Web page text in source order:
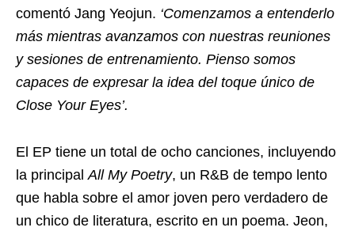
comentó Jang Yeojun. ‘Comenzamos a entenderlo
más mientras avanzamos con nuestras reuniones
y sesiones de entrenamiento. Pienso somos
capaces de expresar la idea del toque único de
Close Your Eyes’.
El EP tiene un total de ocho canciones, incluyendo
la principalAll My Poetry, un R&B de tempo lento
que habla sobre el amor joven pero verdadero de
un chico de literatura, escrito en un poema. Jeon,